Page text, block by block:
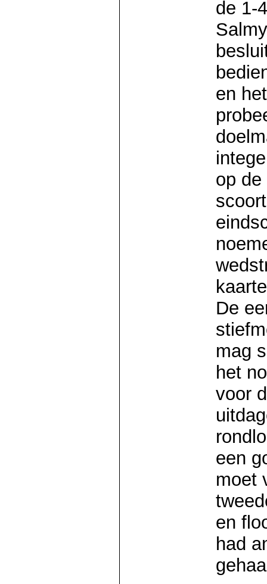
de 1-
en
op
De
mag
het
voor
een
moet
en
had